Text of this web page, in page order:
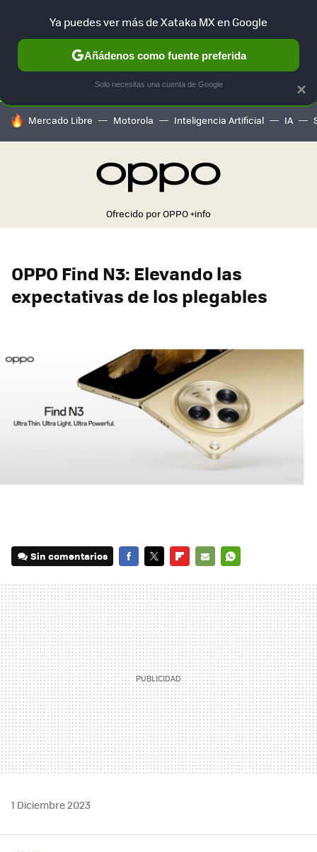
SELECCIÓN GAMING HOME AUTO TERRITORIO
HOY SE HABLA DE
Mercado Libre Motorola Inteligencia Artificial IA
Ofrecido por OPPO+info
OPPO Find N3: Elevando las
expectativas de los plegables
Sin comentarios
MAIL
1 Diciembre 2023
×
Ya puedes ver más de Xataka MX en Google
Añádenos como fuente preferida
Solo necesitas una cuenta de Google